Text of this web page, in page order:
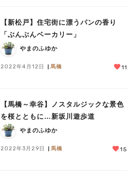
【新松戸】住宅街に漂うパンの香り
「ぶんぶんベーカリー」
やまのふゆか
2022年4月12日 馬橋 11
【馬橋～幸谷】ノスタルジックな景色
を桜とともに…新坂川遊歩道
やまのふゆか
2022年3月29日 馬橋 15